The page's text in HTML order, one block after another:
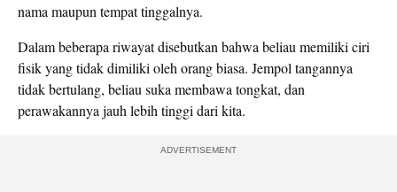
nama maupun tempat tinggalnya.
Dalam beberapa riwayat disebutkan bahwa beliau memiliki ciri
fisik yang tidak dimiliki oleh orang biasa. Jempol tangannya
tidak bertulang, beliau suka membawa tongkat, dan
perawakannya jauh lebih tinggi dari kita.
ADVERTISEMENT